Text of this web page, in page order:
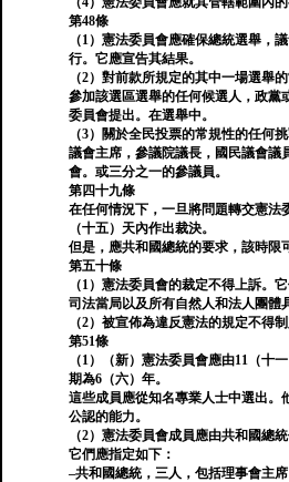
第48條
（1）憲法委員會應確保總統選舉，
行。它應宣告其結果。
（2）對前款所規定的其中一場選舉
參加該選區選舉的任何候選人，政黨
委員會提出。在選舉中。
（3）關於全民投票的常規性的任何
議會主席，參議院議長，國民議會議
會。或三分之一的參議員。
第四十九條
在任何情況下，一旦將問題轉交憲法
（十五）天內作出裁決。
但是，應共和國總統的要求，該時限
第五十條
（1）憲法委員會的裁定不得上訴。
司法當局以及所有自然人和法人團體
（2）被宣佈為違反憲法的規定不得制
第51條
（1）（新）憲法委員會應由11（十
期為6（六）年。
這些成員應從知名專業人士中選出。
公認的能力。
（2）憲法委員會成員應由共和國總統
它們應指定如下：
–共和國總統，三人，包括理事會主席